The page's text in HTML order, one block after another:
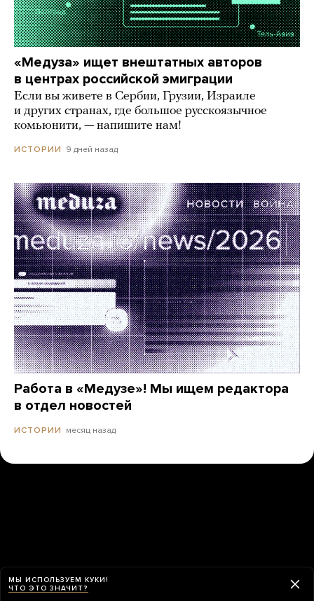
«Медуза» ищет внештатных авторов
в центрах российской эмиграции
Если вы живете в Сербии, Грузии, Израиле
и других странах, где большое русскоязычное
комьюнити, — напишите нам!
ИСТОРИИ 9 дней назад
Работа в «Медузе»! Мы ищем редактора
в отдел новостей
ИСТОРИИ месяц назад
МЫ ИСПОЛЬЗУЕМ КУКИ!
ЧТО ЭТО ЗНАЧИТ?